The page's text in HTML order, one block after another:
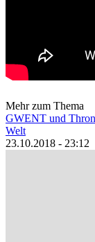
Mehr zum Thema
GWENT und
Welt
23.10.2018 - 23:12